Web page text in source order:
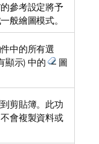
參考設定將予
般繪圖模式。
中的所有選
顯示) 中的
圖
剪貼簿。此功
會複製資料或